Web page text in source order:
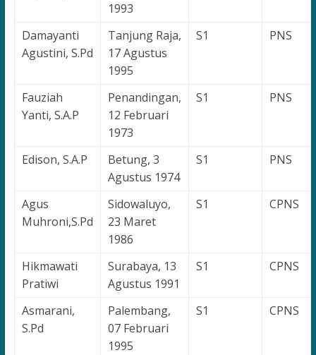
1993
Damayanti
Agustini, S.Pd
Tanjung Raja,
17 Agustus
1995
S1 PNS
Fauziah
Yanti, S.A.P
Penandingan,
12 Februari
1973
S1 PNS
Edison, S.A.P
Betung, 3
Agustus 1974
S1 PNS
Agus
Muhroni,S.Pd
Sidowaluyo,
23 Maret
1986
S1 CPNS
Hikmawati
Pratiwi
Surabaya, 13
Agustus 1991
S1 CPNS
Asmarani,
S.Pd
Palembang,
07 Februari
1995
S1 CPNS